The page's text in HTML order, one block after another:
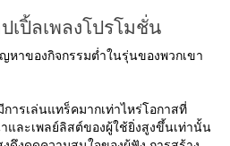
เปิ้ลเพลงโปรโมชั่น
าของกิจกรรมต่ำในรุ่นของพวกเขา
ารเล่นแทร็คมากเท่าไหร่โอกาสที่
และเพลย์ลิสต์ของผู้ใช้ยิ่งสูงขึ้นเท่านั้น